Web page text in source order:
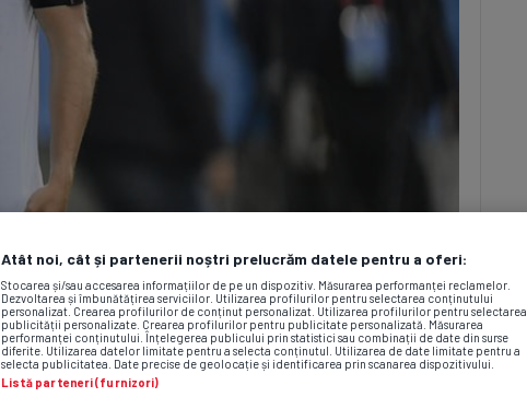
Atât noi, cât și partenerii noștri prelucrăm datele pentru a oferi:
Stocarea și/sau accesarea informațiilor de pe un dispozitiv. Măsurarea performanței reclamelor.
Dezvoltarea și îmbunătățirea serviciilor. Utilizarea profilurilor pentru selectarea conținutului
personalizat. Crearea profilurilor de conținut personalizat. Utilizarea profilurilor pentru selectarea
publicității personalizate. Crearea profilurilor pentru publicitate personalizată. Măsurarea
performanței conținutului. Înțelegerea publicului prin statistici sau combinații de date din surse
diferite. Utilizarea datelor limitate pentru a selecta conținutul. Utilizarea de date limitate pentru a
selecta publicitatea. Date precise de geolocație și identificarea prin scanarea dispozitivului.
Listă parteneri (furnizori)